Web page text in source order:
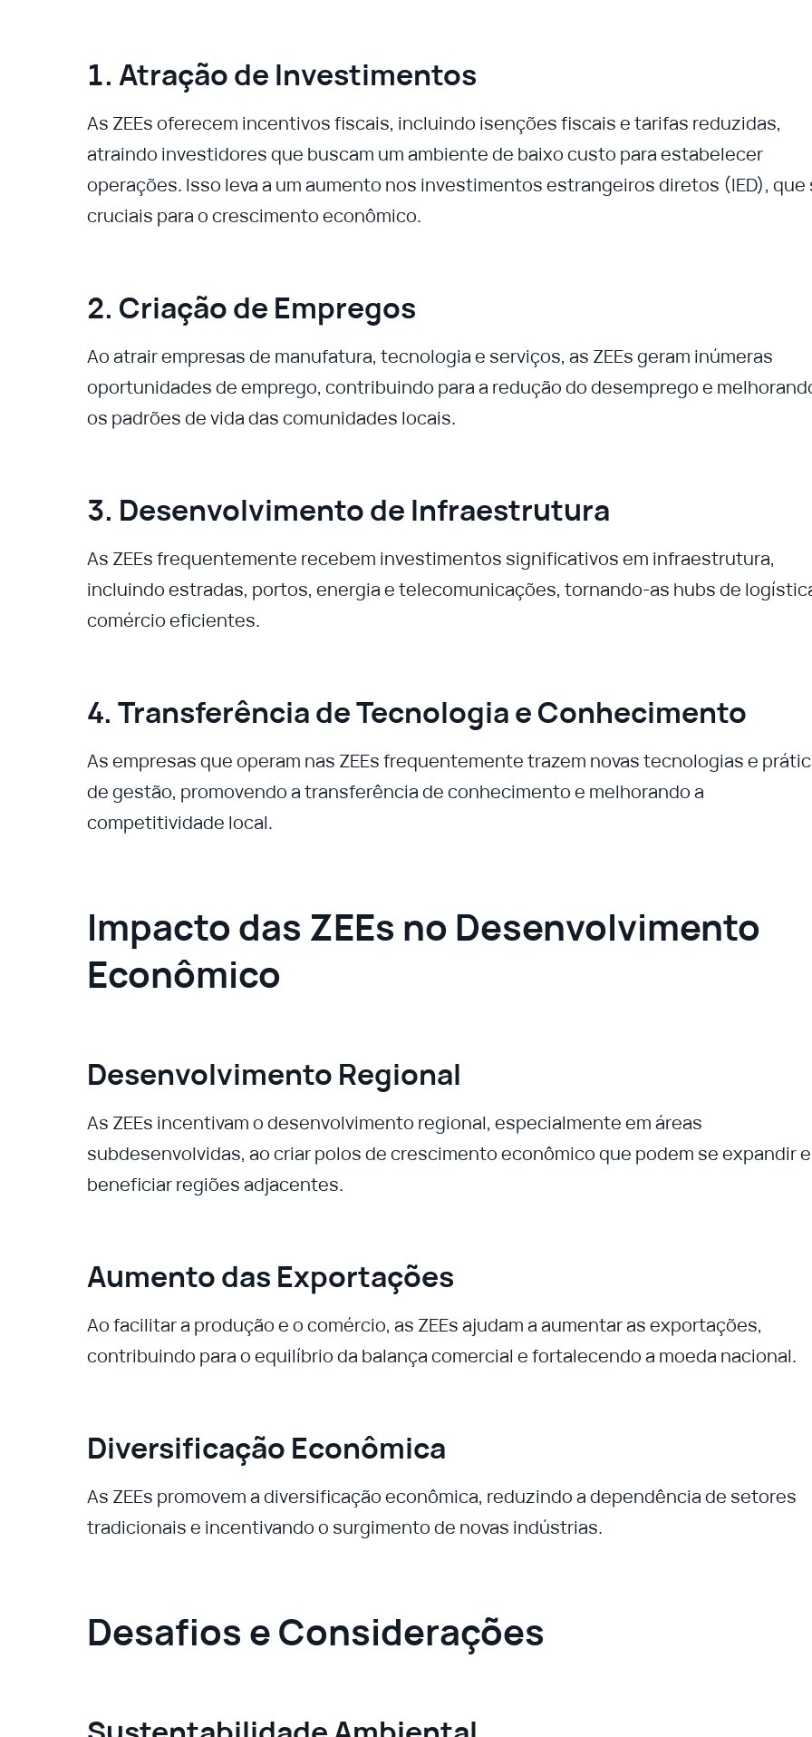
1. Atração de Investimentos
As ZEEs oferecem incentivos fiscais, incluindo isenções fiscais e tarifas reduzidas,
atraindo investidores que buscam um ambiente de baixo custo para estabelecer
operações. Isso leva a um aumento nos investimentos estrangeiros diretos (IED), que
cruciais para o crescimento econômico.
2. Criação de Empregos
Ao atrair empresas de manufatura, tecnologia e serviços, as ZEEs geram inúmeras
oportunidades de emprego, contribuindo para a redução do desemprego e
os padrões de vida das comunidades locais.
3. Desenvolvimento de Infraestrutura
As ZEEs frequentemente recebem investimentos significativos em infraestrutura,
incluindo estradas, portos, energia e telecomunicações, tornando-as hubs de
comércio eficientes.
4. Transferência de Tecnologia e Conhecimento
As empresas que operam nas ZEEs frequentemente trazem novas tecnologias e
de gestão, promovendo a transferência de conhecimento e melhorando a
competitividade local.
Impacto das ZEEs no Desenvolvimento
Econômico
Desenvolvimento Regional
As ZEEs incentivam o desenvolvimento regional, especialmente em áreas
subdesenvolvidas, ao criar polos de crescimento econômico que podem se expandir e
beneficiar regiões adjacentes.
Aumento das Exportações
Ao facilitar a produção e o comércio, as ZEEs ajudam a aumentar as exportações,
contribuindo para o equilíbrio da balança comercial e fortalecendo a moeda nacional.
Diversificação Econômica
As ZEEs promovem a diversificação econômica, reduzindo a dependência de setores
tradicionais e incentivando o surgimento de novas indústrias.
Desafios e Considerações